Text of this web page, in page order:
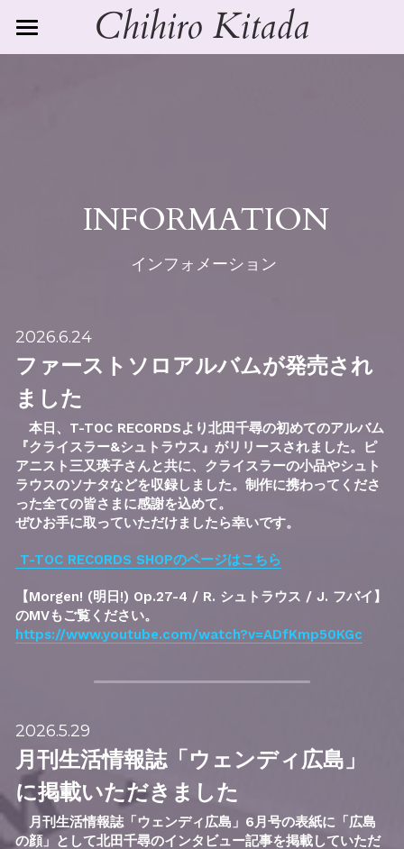
Chihiro Kitada
TOP
過去のコンサート2023
過去のコンサート2024
過去のコンサート2026
CONTACT
Information
INFORMATION
インフォメーション
2026.6.24
ファーストソロアルバムが発売され
ました
本日、T-TOC RECORDSより北田千尋の初めてのアルバム
『クライスラー&シュトラウス』がリリースされました。ピ
アニスト三又瑛子さんと共に、クライスラーの小品やシュト
ラウスのソナタなどを収録しました。制作に携わってくださ
った全ての皆さまに感謝を込めて。
ぜひお手に取っていただけましたら幸いです。
T-TOC RECORDS SHOPのページはこちら
【Morgen! (明日!) Op.27-4 / R. シュトラウス / J. フバイ】
のMVもご覧ください。
https://www.youtube.com/watch?v=ADfKmp50KGc
2026.5.29
月刊生活情報誌「ウェンディ広島」
に掲載いただきました
月刊生活情報誌「ウェンディ広島」6月号の表紙に「広島
の顔」として北田千尋のインタビュー記事を掲載していただ